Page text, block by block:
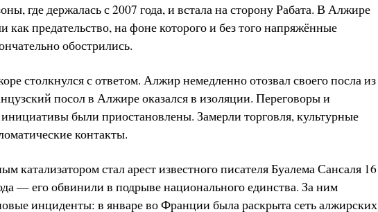
где держалась с 2007 года, и встала на сторону Рабата. В Алжире
как предательство, на фоне которого и без того напряжённые
обострились.
столкнулся с ответом. Алжир немедленно отозвал своего посла из
посол в Алжире оказался в изоляции. Переговоры и
были приостановлены. Замерли торговля, культурные
контакты.
катализатором стал арест известного писателя Буалема Сансаля 16
— его обвинили в подрыве национального единства. За ним
инциденты: в январе во Франции была раскрыта сеть алжирских